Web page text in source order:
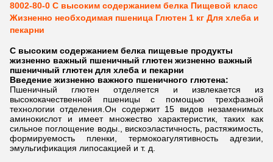
8002-80-0 С высоким содержанием белка Пищевой класс
Жизненно необходимая пшеница Глютен 1 кг Для хлеба и
пекарни
С высоким содержанием белка пищевые продукты
жизненно важный пшеничный глютен жизненно важный
пшеничный глютен для хлеба и пекарни
Введение жизненно важного пшеничного глютена:
Пшеничный глютен отделяется и извлекается из
высококачественной пшеницы с помощью трехфазной
технологии отделения.Он содержит 15 видов незаменимых
аминокислот и имеет множество характеристик, таких как
сильное поглощение воды., вискоэластичность, растяжимость,
формируемость пленки, термокоагулятивность адгезии,
эмульгификация липосакцией и т. д.